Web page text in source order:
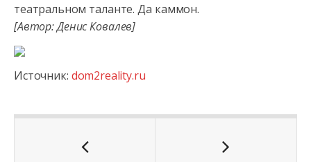
театральном таланте. Да каммон.
[Автор: Денис Ковалев]
Источник: dom2reality.ru